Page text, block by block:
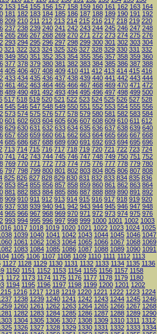
153 154 155 156 157 158 159 160 161 162 163 164
181 182 183 184 185 186 187 188 189 190 191 192
209 210 211 212 213 214 215 216 217 218 219 220
237 238 239 240 241 242 243 244 245 246 247 248
265 266 267 268 269 270 271 272 273 274 275 276
293 294 295 296 297 298 299 300 301 302 303 304
321 322 323 324 325 326 327 328 329 330 331 332
349 350 351 352 353 354 355 356 357 358 359 360
377 378 379 380 381 382 383 384 385 386 387 388
405 406 407 408 409 410 411 412 413 414 415 416
433 434 435 436 437 438 439 440 441 442 443 444
461 462 463 464 465 466 467 468 469 470 471 472
489 490 491 492 493 494 495 496 497 498 499 500
517 518 519 520 521 522 523 524 525 526 527 528
545 546 547 548 549 550 551 552 553 554 555 556
573 574 575 576 577 578 579 580 581 582 583 584
601 602 603 604 605 606 607 608 609 610 611 612
629 630 631 632 633 634 635 636 637 638 639 640
657 658 659 660 661 662 663 664 665 666 667 668
685 686 687 688 689 690 691 692 693 694 695 696
713 714 715 716 717 718 719 720 721 722 723 724
741 742 743 744 745 746 747 748 749 750 751 752
769 770 771 772 773 774 775 776 777 778 779 780
797 798 799 800 801 802 803 804 805 806 807 808
825 826 827 828 829 830 831 832 833 834 835 836
853 854 855 856 857 858 859 860 861 862 863 864
881 882 883 884 885 886 887 888 889 890 891 892
909 910 911 912 913 914 915 916 917 918 919 920
937 938 939 940 941 942 943 944 945 946 947 948
965 966 967 968 969 970 971 972 973 974 975 976
993 994 995 996 997 998 999 1000 1001 1002 1003
1017 1018 1019 1020 1021 1022 1023 1024 1025
1039 1040 1041 1042 1043 1044 1045 1046 1047
1061 1062 1063 1064 1065 1066 1067 1068 1069
1083 1084 1085 1086 1087 1088 1089 1090 1091
1105 1106 1107 1108 1109 1110 1111 1112 1113
1127 1128 1129 1130 1131 1132 1133 1134 1135 1136
1150 1151 1152 1153 1154 1155 1156 1157 1158
1172 1173 1174 1175 1176 1177 1178 1179 1180
1194 1195 1196 1197 1198 1199 1200 1201 1202
1216 1217 1218 1219 1220 1221 1222 1223 1224
1238 1239 1240 1241 1242 1243 1244 1245 1246
1260 1261 1262 1263 1264 1265 1266 1267 1268
1282 1283 1284 1285 1286 1287 1288 1289 1290
1304 1305 1306 1307 1308 1309 1310 1311 1312
1326 1327 1328 1329 1330 1331 1332 1333 1334